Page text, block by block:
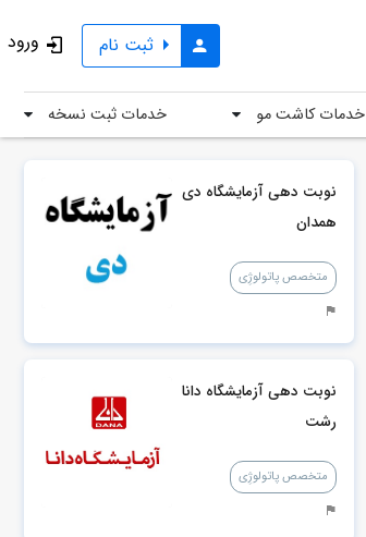
ثبت نام ورود
خدمات کاشت مو خدمات ثبت نسخه
نوبت دهی آزمایشگاه دی
همدان
متخصص پاتولوژِی
نوبت دهی آزمایشگاه دانا
رشت
متخصص پاتولوژِی